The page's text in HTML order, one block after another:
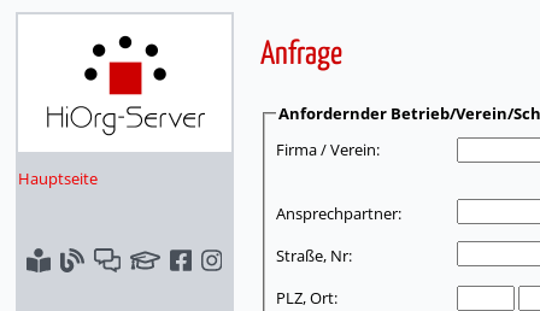
Hauptseite
Anfrage
Anfordernder Betrieb/Verein/
Firma / Verein:
Ansprechpartner:
Straße, Nr:
PLZ, Ort: